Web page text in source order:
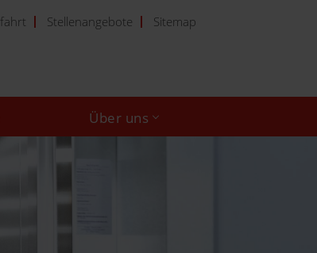
Stellenangebote Sitemap
Über uns